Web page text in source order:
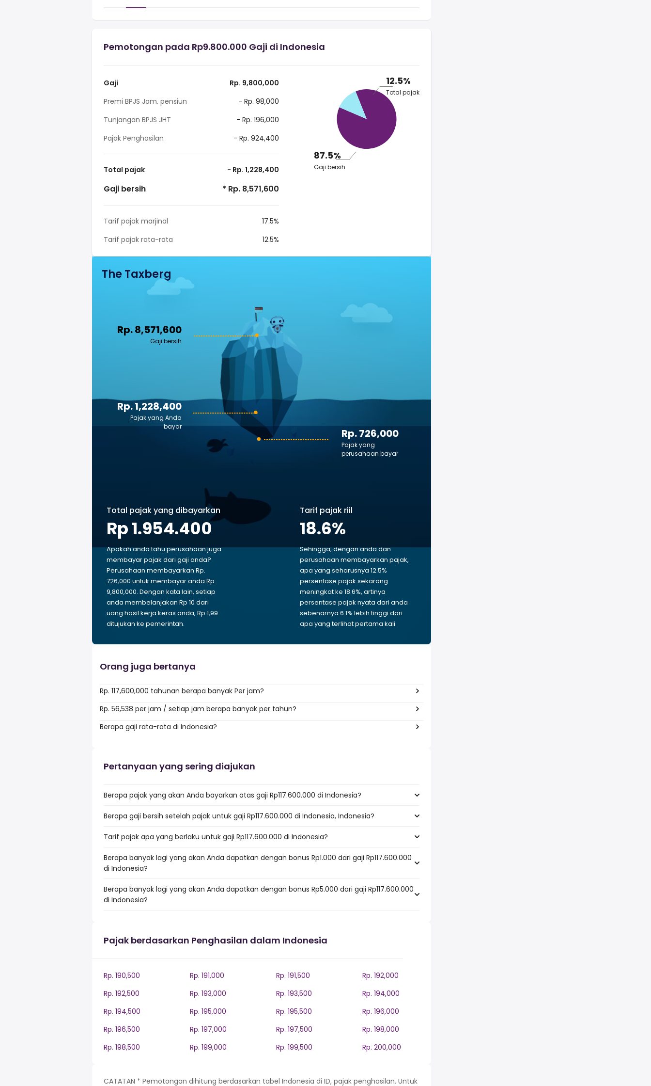
Pemotongan pada Rp9.800.000 Gaji di Indonesia
Gaji
Rp. 9,800,000
Premi BPJS Jam. pensiun
- Rp. 98,000
Tunjangan BPJS JHT
- Rp. 196,000
Pajak Penghasilan
- Rp. 924,400
Total pajak - Rp. 1,228,400
Gaji bersih * Rp. 8,571,600
Tarif pajak marjinal
17.5%
Tarif pajak rata-rata
12.5%
12.5%
Total pajak
87.5%
Gaji bersih
The Taxberg
Rp. 8,571,600
Gaji bersih
Rp. 726,000
Pajak yang
perusahaan bayar
Rp. 1,228,400
Pajak yang Anda
bayar
Total pajak yang dibayarkan
Rp 1.954.400
Apakah anda tahu perusahaan juga
membayar pajak dari gaji anda?
Perusahaan membayarkan Rp.
726,000 untuk membayar anda Rp.
9,800,000. Dengan kata lain, setiap
anda membelanjakan Rp 10 dari
uang hasil kerja keras anda, Rp 1,99
ditujukan ke pemerintah.
Tarif pajak riil
18.6%
Sehingga, dengan anda dan
perusahaan membayarkan pajak,
apa yang seharusnya 12.5%
persentase pajak sekarang
meningkat ke 18.6%, artinya
persentase pajak nyata dari anda
sebenarnya 6.1% lebih tinggi dari
apa yang terlihat pertama kali.
Orang juga bertanya
Rp. 117,600,000 tahunan berapa banyak Per jam?
Rp. 56,538 per jam / setiap jam berapa banyak per tahun?
Berapa gaji rata-rata di Indonesia?
Pertanyaan yang sering diajukan
Berapa pajak yang akan Anda bayarkan atas gaji Rp117.600.000 di Indonesia?
Berapa gaji bersih setelah pajak untuk gaji Rp117.600.000 di Indonesia, Indonesia?
Tarif pajak apa yang berlaku untuk gaji Rp117.600.000 di Indonesia?
Berapa banyak lagi yang akan Anda dapatkan dengan bonus Rp1.000 dari gaji Rp117.600.000
di Indonesia?
Berapa banyak lagi yang akan Anda dapatkan dengan bonus Rp5.000 dari gaji Rp117.600.000
di Indonesia?
Pajak berdasarkan Penghasilan dalam Indonesia
Rp. 190,500 Rp. 191,000 Rp. 191,500
Rp. 192,000
Rp. 192,500
Rp. 193,000 Rp. 193,500
Rp. 194,000
Rp. 194,500
Rp. 195,000 Rp. 195,500
Rp. 196,000
Rp. 196,500
Rp. 197,000 Rp. 197,500
Rp. 198,000
Rp. 198,500
Rp. 199,000 Rp. 199,500 Rp. 200,000
CATATAN * Pemotongan dihitung berdasarkan tabel Indonesia di ID, pajak penghasilan. Untuk